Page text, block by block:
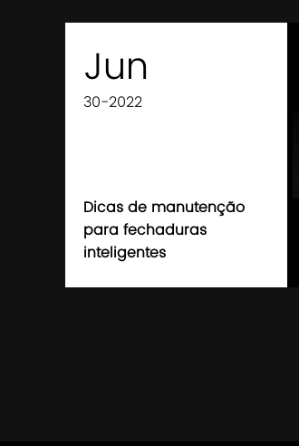
Jun
30-2022
Dicas de manutenção
para fechaduras
inteligentes